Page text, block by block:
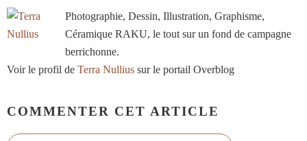
Photographie, Dessin, Illustration, Graphisme,
Céramique RAKU, le tout sur un fond de campagne
berrichonne.
Voir le profil de Terra Nullius sur le portail Overblog
COMMENTER CET ARTICLE